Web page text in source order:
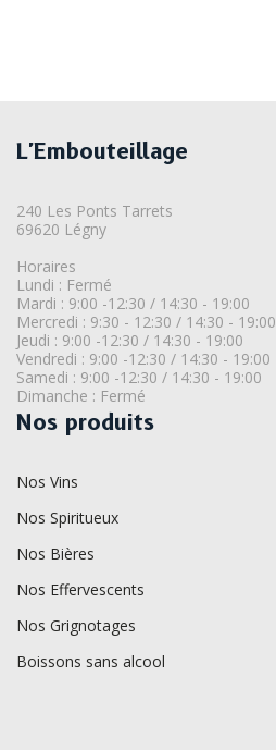
L'Embouteillage
240 Les Ponts Tarrets
69620 Légny
Horaires
Lundi : Fermé
Mardi : 9:00 -12:30 / 14:30 - 19:00
Mercredi : 9:30 - 12:30 / 14:30 - 19:00
Jeudi : 9:00 -12:30 / 14:30 - 19:00
Vendredi : 9:00 -12:30 / 14:30 - 19:00
Samedi : 9:00 -12:30 / 14:30 - 19:00
Dimanche : Fermé
Nos produits
Nos Vins
Nos Spiritueux
Nos Bières
Nos Effervescents
Nos Grignotages
Boissons sans alcool